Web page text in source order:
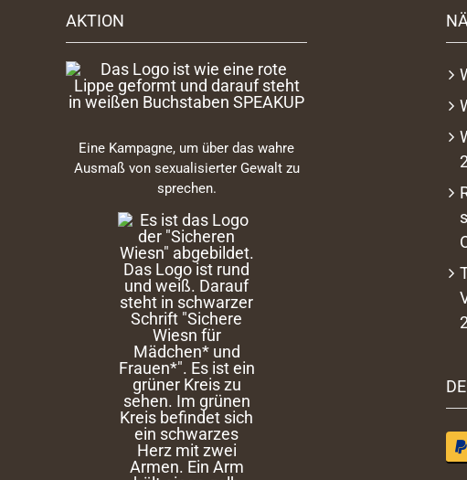
AKTION
Eine Kampagne, um über das wahre
Ausmaß von sexualisierter Gewalt zu
sprechen.